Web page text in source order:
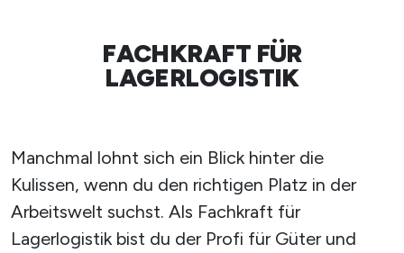
FACHKRAFT FÜR
LAGERLOGISTIK
Manchmal lohnt sich ein Blick hinter die
Kulissen, wenn du den richtigen Platz in der
Arbeitswelt suchst. Als Fachkraft für
Lagerlogistik bist du der Profi für Güter und